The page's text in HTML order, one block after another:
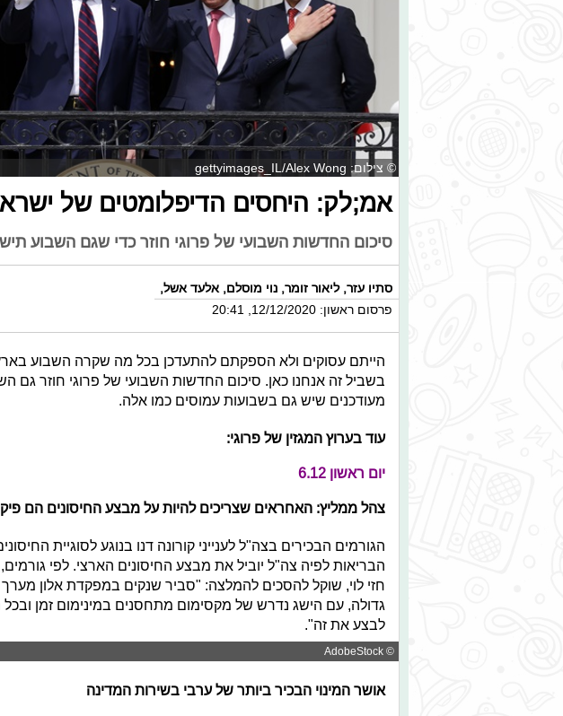
© צילום: gettyimages_IL/Alex Wong
אמ;לק: היחסים הדיפלומטים של
סיכום החדשות השבועי של פרוגי חוזר כדי שגם השבוע
סתיו עזר,ליאור זומר, נוי מוסלם, אלעד אשל,
פרסום ראשון: 12/12/2020, 20:41
הייתם עסוקים ולא הספקתם להתעדכן בכל מה שקרה השבוע
בשביל זה אנחנו כאן. סיכום החדשות השבועי של פרוגי חוזר גם
מעודכנים שיש גם בשבועות עמוסים כמו אלה.
עוד בערוץ המגזין של פרוגי:
יום ראשון 6.12
צהל ממליץ: האחראים שצריכים להיות על מבצע החיסונים הם
הגורמים הבכירים בצה"ל לענייני קורונה דנו בנוגע לסוגיית
הבריאות לפיה צה"ל יוביל את מבצע החיסונים הארצי. לפי
חזי לוי, שוקל להסכים להמלצה: "סביר שנקים במפקדת אלון מערך
גדולה, עם הישג נדרש של מקסימום מתחסנים במינימום זמן
לבצע את זה".
© AdobeStock
אושר המינוי הבכיר ביותר של ערבי בשירות המדינה